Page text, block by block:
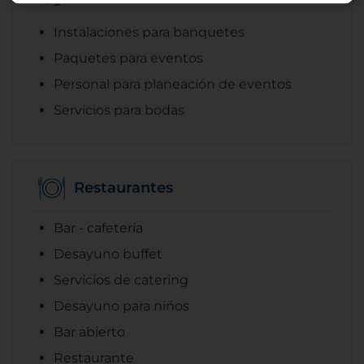
Instalaciones para banquetes
Paquetes para eventos
Personal para planeación de eventos
Servicios para bodas
Restaurantes
Bar - cafetería
Desayuno buffet
Servicios de catering
Desayuno para niños
Bar abierto
Restaurante